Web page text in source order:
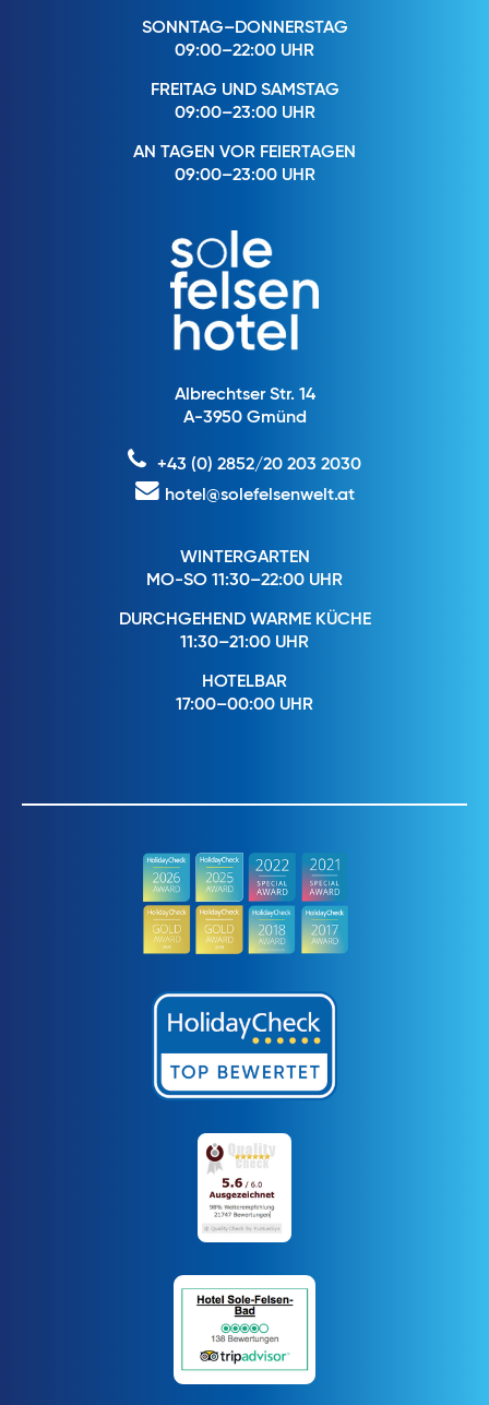
SONNTAG–DONNERSTAG
09:00–22:00 UHR
FREITAG UND SAMSTAG
09:00–23:00 UHR
AN TAGEN VOR FEIERTAGEN
09:00–23:00 UHR
Albrechtser Str. 14
A-3950 Gmünd
+43 (0) 2852/20 203 2030
hotel@solefelsenwelt.at
WINTERGARTEN
MO-SO 11:30–22:00 UHR
DURCHGEHEND WARME KÜCHE
11:30–21:00 UHR
HOTELBAR
17:00–00:00 UHR